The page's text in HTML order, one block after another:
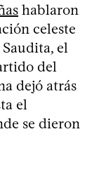
hablaron
celeste
el
del
dejó atrás
el
se dieron